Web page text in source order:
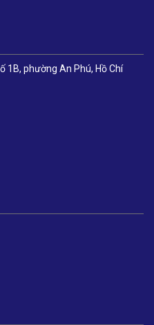
1B, phường An Phú, Hồ Chí